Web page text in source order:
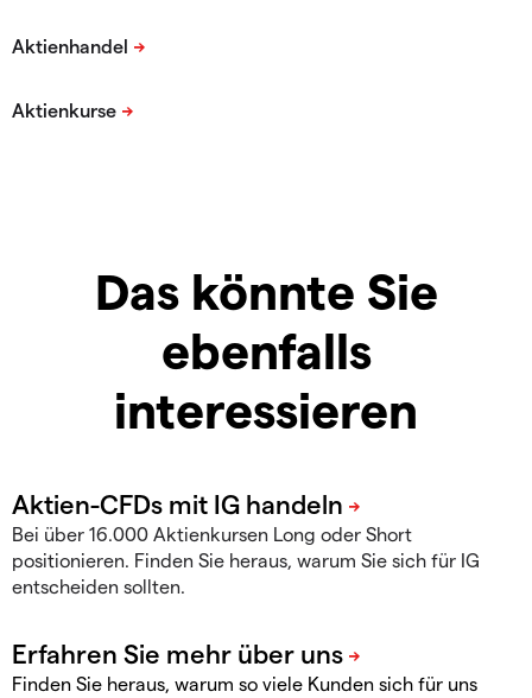
Das könnte Sie
ebenfalls
interessieren
Bei über 16.000 Aktienkursen Long oder Short
positionieren. Finden Sie heraus, warum Sie sich für IG
entscheiden sollten.
Finden Sie heraus, warum so viele Kunden sich für uns